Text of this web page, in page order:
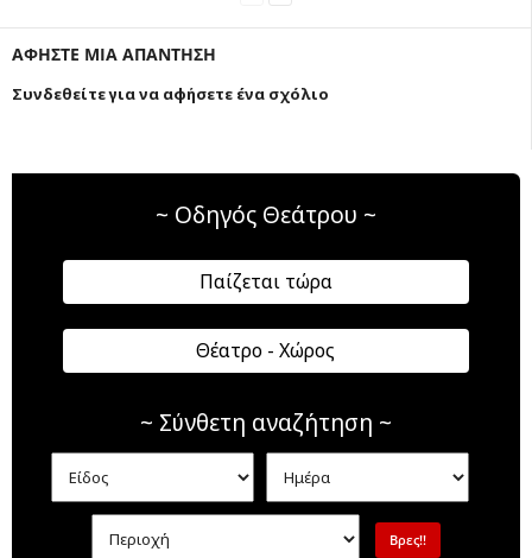
ΑΦΗΣΤΕ ΜΙΑ ΑΠΑΝΤΗΣΗ
Συνδεθείτε για να αφήσετε ένα σχόλιο
~ Οδηγός Θεάτρου ~
Παίζεται τώρα
Θέατρο - Χώρος
~ Σύνθετη αναζήτηση ~